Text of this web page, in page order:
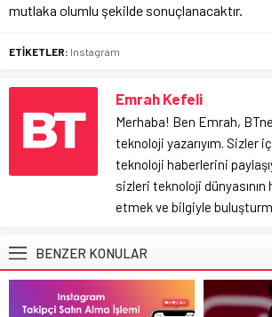
mutlaka olumlu şekilde sonuçlanacaktır.
ETİKETLER: Instagram
Emrah Kefeli
Merhaba! Ben Emrah,
teknoloji yazarıyım. Sizler
teknoloji haberlerini
sizleri teknoloji dünyasının
etmek ve bilgiyle
BENZER KONULAR